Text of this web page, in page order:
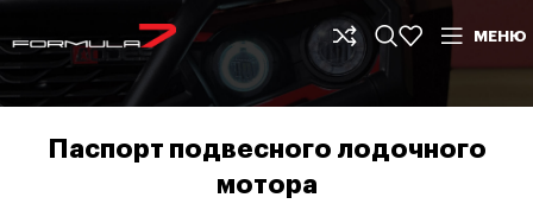
МЕНЮ
Паспорт подвесного лодочного
мотора